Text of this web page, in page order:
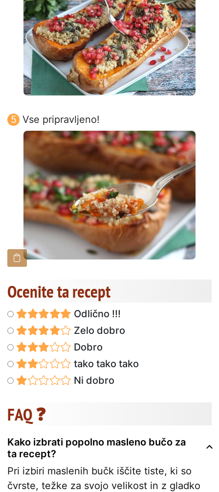
Vse pripravljeno!
Ocenite ta recept
Odlično !!!
Zelo dobro
Dobro
tako tako tako
Ni dobro
FAQ ❓
Kako izbrati popolno masleno bučo za
ta recept?
Pri izbiri maslenih bučk iščite tiste, ki so
čvrste, težke za svojo velikost in z gladko